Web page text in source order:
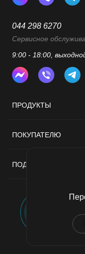
ПРОДУКТЫ
ПОКУПАТЕЛЮ
ПОДДЕРЖКА
044 298 6270
Сервисное
9:00 - 18:00,